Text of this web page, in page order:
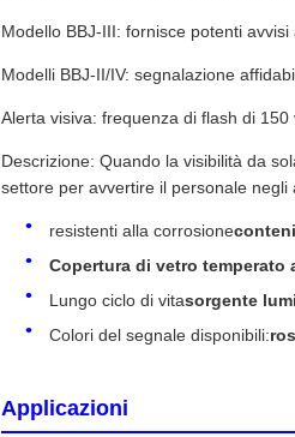
Modello BBJ-III: fornisce potenti
Modelli BBJ-II/IV: segnalazione
Alerta visiva: frequenza di flash di
Descrizione: Quando la visibilità da
settore per avvertire il personale
resistenti alla corrosione
Copertura di vetro temperato
Lungo ciclo di vitasorgente
Colori del segnale disponibili:
Applicazioni